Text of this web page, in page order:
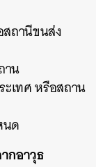
สถานีขนส่ง
าน
เทศ หรือสถาน
ด
กอาวุธ